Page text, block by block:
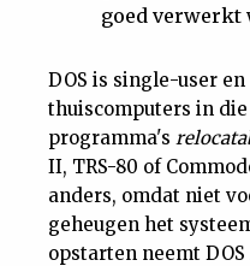
goed verwerkt
DOS is single-user
thuiscomputers in
programma's
II, TRS-80 of
anders, omdat niet
geheugen het
opstarten neemt